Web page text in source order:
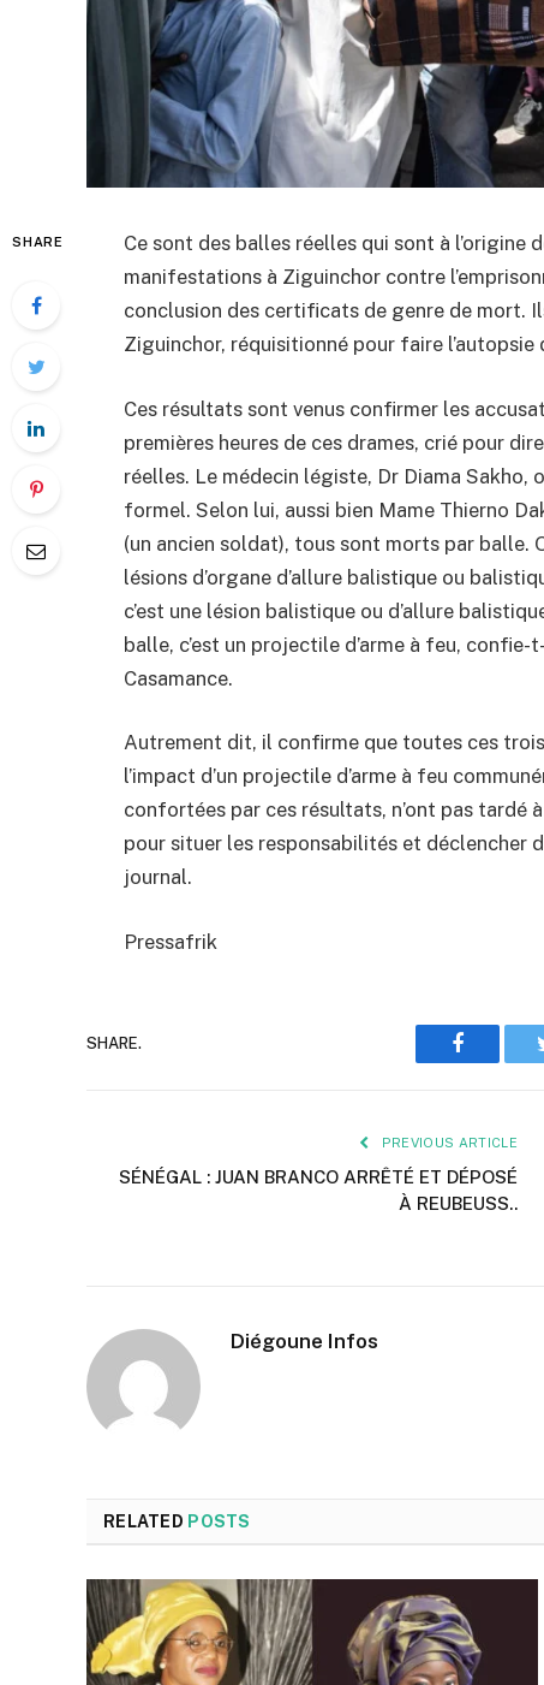
SHARE
Ce sont des balles réelles qui sont à
manifestations à Ziguinchor contre
conclusion des certificats de genre de mort.
Ziguinchor, réquisitionné pour faire l’autopsie
Ces résultats sont venus confirmer les
premières heures de ces drames, crié pour
réelles. Le médecin légiste, Dr Diama
formel. Selon lui, aussi bien Mame Thierno
(un ancien soldat), tous sont morts par
lésions d’organe d’allure balistique ou
c’est une lésion balistique ou d’allure
balle, c’est un projectile d’arme à feu,
Casamance.
Autrement dit, il confirme que toutes ces
l’impact d’un projectile d’arme à feu
confortées par ces résultats, n’ont pas tardé
pour situer les responsabilités et déclencher
journal.
Pressafrik
SHARE.
Facebook
PREVIOUS ARTICLE
SÉNÉGAL : JUAN BRANCO ARRÊTÉ ET DÉPOSÉ
À REUBEUSS..
Diégoune Infos
RELATED POSTS